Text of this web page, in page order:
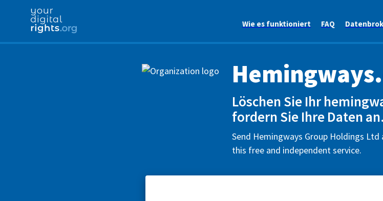
Wie es funktioniert FAQ
Löschen Sie Ihr
fordern Sie Ihre Daten an.
Send Hemingways Group Holdings
this free and independent service.